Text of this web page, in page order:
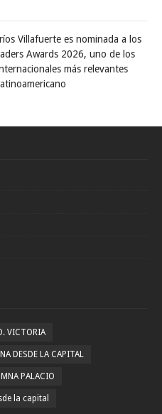
Villafuerte es nominada a los
Awards 2026, uno de los
más relevantes
VICTORIA
DESDE LA CAPITAL
PALACIO
la capital